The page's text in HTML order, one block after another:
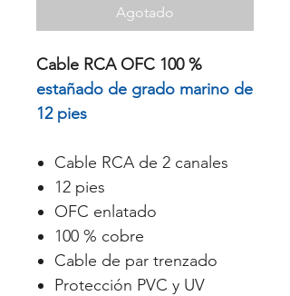
Agotado
Cable RCA OFC 100 %
estañado de grado marino de
12 pies
Cable RCA de 2 canales
12 pies
OFC enlatado
100 % cobre
Cable de par trenzado
Protección PVC y UV